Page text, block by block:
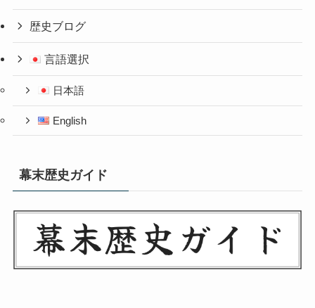
歴史ブログ
言語選択
日本語
English
幕末歴史ガイド